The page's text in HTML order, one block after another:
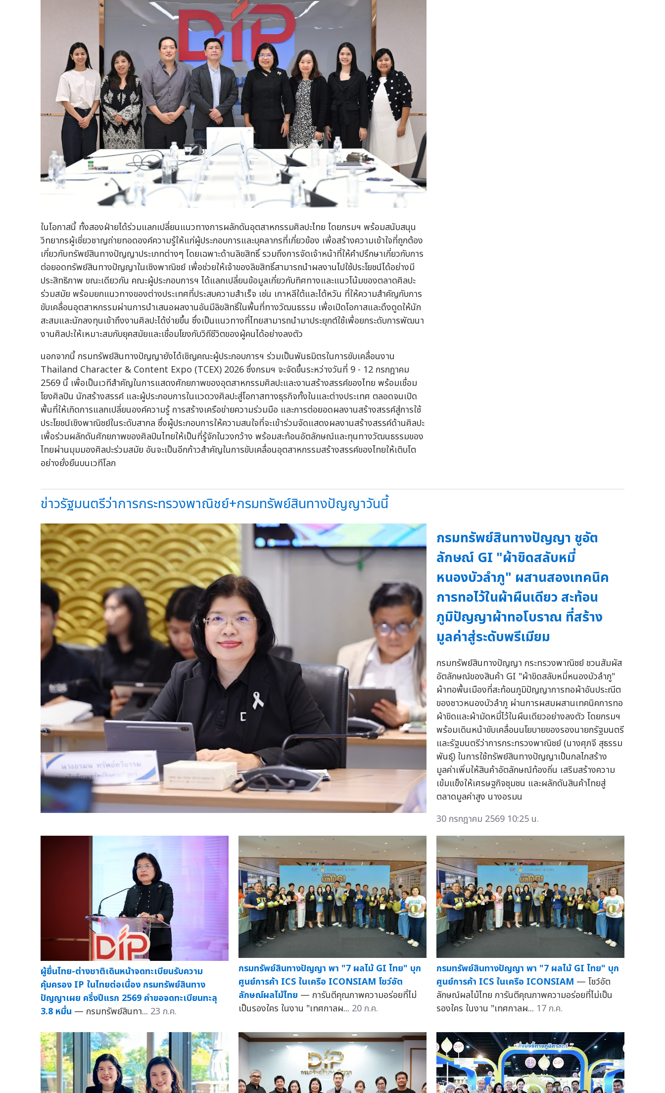
ในโอกาสนี้ ทั้งสองฝ่ายได้ร่วมแลกเปลี่ยนแนวทางการผลักดันอุตสาหกรรมศิลปะไทย โดยกรมฯ พร้อมสนับสนุน
วิทยากรผู้เชี่ยวชาญถ่ายทอดองค์ความรู้ให้แก่ผู้ประกอบการและบุคลากรที่เกี่ยวข้อง เพื่อสร้างความเข้าใจที่ถูกต้อง
เกี่ยวกับทรัพย์สินทางปัญญาประเภทต่างๆ โดยเฉพาะด้านลิขสิทธิ์ รวมถึงการจัดเจ้าหน้าที่ให้คำปรึกษาเกี่ยวกับการ
ต่อยอดทรัพย์สินทางปัญญาในเชิงพาณิชย์ เพื่อช่วยให้เจ้าของลิขสิทธิ์สามารถนำผลงานไปใช้ประโยชน์ได้อย่างมี
ประสิทธิภาพ ขณะเดียวกัน คณะผู้ประกอบการฯ ได้แลกเปลี่ยนข้อมูลเกี่ยวกับทิศทางและแนวโน้มของตลาดศิลปะ
ร่วมสมัย พร้อมยกแนวทางของต่างประเทศที่ประสบความสำเร็จ เช่น เกาหลีใต้และไต้หวัน ที่ให้ความสำคัญกับการ
ขับเคลื่อนอุตสาหกรรมผ่านการนำเสนอผลงานอันมีลิขสิทธิ์ในพื้นที่ทางวัฒนธรรม เพื่อเปิดโอกาสและดึงดูดให้นัก
สะสมและนักลงทุนเข้าถึงงานศิลปะได้ง่ายขึ้น ซึ่งเป็นแนวทางที่ไทยสามารถนำมาประยุกต์ใช้เพื่อยกระดับการพัฒนา
งานศิลปะให้เหมาะสมกับยุคสมัยและเชื่อมโยงกับวิถีชีวิตของผู้คนได้อย่างลงตัว
นอกจากนี้ กรมทรัพย์สินทางปัญญายังได้เชิญคณะผู้ประกอบการฯ ร่วมเป็นพันธมิตรในการขับเคลื่อนงาน
Thailand Character & Content Expo (TCEX) 2026 ซึ่งกรมฯ จะจัดขึ้นระหว่างวันที่ 9 - 12 กรกฎาคม
2569 นี้ เพื่อเป็นเวทีสำคัญในการแสดงศักยภาพของอุตสาหกรรมศิลปะและงานสร้างสรรค์ของไทย พร้อมเชื่อม
โยงศิลปิน นักสร้างสรรค์ และผู้ประกอบการในแวดวงศิลปะสู่โอกาสทางธุรกิจทั้งในและต่างประเทศ ตลอดจนเปิด
พื้นที่ให้เกิดการแลกเปลี่ยนองค์ความรู้ การสร้างเครือข่ายความร่วมมือ และการต่อยอดผลงานสร้างสรรค์สู่การใช้
ประโยชน์เชิงพาณิชย์ในระดับสากล ซึ่งผู้ประกอบการให้ความสนใจที่จะเข้าร่วมจัดแสดงผลงานสร้างสรรค์ด้านศิลปะ
เพื่อร่วมผลักดันศักยภาพของศิลปินไทยให้เป็นที่รู้จักในวงกว้าง พร้อมสะท้อนอัตลักษณ์และทุนทางวัฒนธรรมของ
ไทยผ่านมุมมองศิลปะร่วมสมัย อันจะเป็นอีกก้าวสำคัญในการขับเคลื่อนอุตสาหกรรมสร้างสรรค์ของไทยให้เติบโต
อย่างยั่งยืนบนเวทีโลก
ข่าวรัฐมนตรีว่าการกระทรวงพาณิชย์+กรมทรัพย์สินทางปัญญาวันนี้
กรมทรัพย์สินทางปัญญา ชูอัต
ลักษณ์ GI "ผ้าขิดสลับหมี่
หนองบัวลำภู" ผสานสองเทคนิค
การทอไว้ในผ้าผืนเดียว สะท้อน
ภูมิปัญญาผ้าทอโบราณ ที่สร้าง
มูลค่าสู่ระดับพรีเมียม
กรมทรัพย์สินทางปัญญา กระทรวงพาณิชย์ ชวนสัมผัส
อัตลักษณ์ของสินค้า GI "ผ้าขิดสลับหมี่หนองบัวลำภู"
ผ้าทอพื้นเมืองที่สะท้อนภูมิปัญญาการทอผ้าอันประณีต
ของชาวหนองบัวลำภู ผ่านการผสมผสานเทคนิคการทอ
ผ้าขิดและผ้ามัดหมี่ไว้ในผืนเดียวอย่างลงตัว โดยกรมฯ
พร้อมเดินหน้าขับเคลื่อนนโยบายของรองนายกรัฐมนตรี
และรัฐมนตรีว่าการกระทรวงพาณิชย์ (นางศุภจี สุธรรม
พันธุ์) ในการใช้ทรัพย์สินทางปัญญาเป็นกลไกสร้าง
มูลค่าเพิ่มให้สินค้าอัตลักษณ์ท้องถิ่น เสริมสร้างความ
เข้มแข็งให้เศรษฐกิจชุมชน และผลักดันสินค้าไทยสู่
ตลาดมูลค่าสูง นางอรมน
30 กรกฎาคม 2569 10:25 น.
ผู้ยื่นไทย-ต่างชาติเดินหน้าจดทะเบียนรับความ
คุ้มครอง IP ในไทยต่อเนื่อง กรมทรัพย์สินทาง
ปัญญาเผย ครึ่งปีแรก 2569 คำขอจดทะเบียนทะลุ
3.8 หมื่น — กรมทรัพย์สินทา... 23 ก.ค.
กรมทรัพย์สินทางปัญญา พา "7 ผลไม้ GI ไทย" บุก
ศูนย์การค้า ICS ในเครือ ICONSIAM โชว์อัต
ลักษณ์ผลไม้ไทย — การันตีคุณภาพความอร่อยที่ไม่
เป็นรองใคร ในงาน "เทศกาลผ... 20 ก.ค.
กรมทรัพย์สินทางปัญญา พา "7 ผลไม้ GI ไทย" บุก
ศูนย์การค้า ICS ในเครือ ICONSIAM — โชว์อัต
ลักษณ์ผลไม้ไทย การันตีคุณภาพความอร่อยที่ไม่เป็น
รองใคร ในงาน "เทศกาลผ... 17 ก.ค.